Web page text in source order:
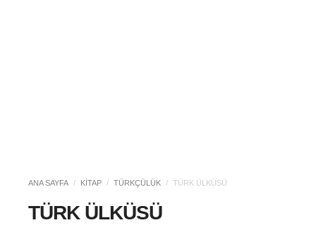
ANA SAYFA / KITAP / TÜRKÇÜLÜK / TÜRK ÜLKÜSÜ
TÜRK ÜLKÜSÜ